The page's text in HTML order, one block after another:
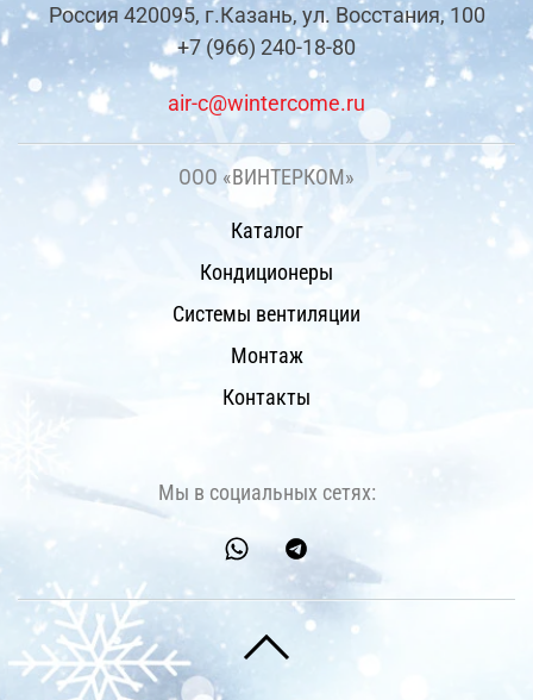
Россия 420095, г.Казань, ул. Восстания, 100
+7 (966) 240-18-80
air-c@wintercome.ru
ООО «ВИНТЕРКОМ»
Каталог
Кондиционеры
Системы вентиляции
Монтаж
Контакты
Мы в социальных сетях: